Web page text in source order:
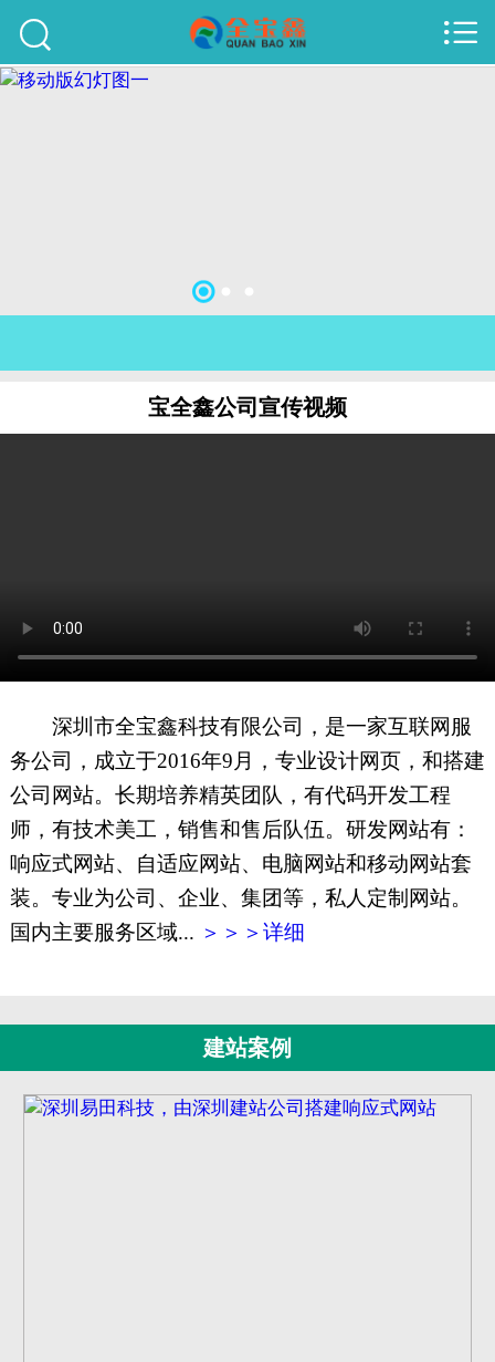
关于我们
联系我们
51La
XML地图


宝全鑫公司宣传视频
深圳市全宝鑫科技有限公司，是一家互联网服
务公司，成立于2016年9月，专业设计网页，和搭建
公司网站。长期培养精英团队，有代码开发工程
师，有技术美工，销售和售后队伍。研发网站有：
响应式网站、自适应网站、电脑网站和移动网站套
装。专业为公司、企业、集团等，私人定制网站。
国内主要服务区域... ＞＞＞详细
建站案例